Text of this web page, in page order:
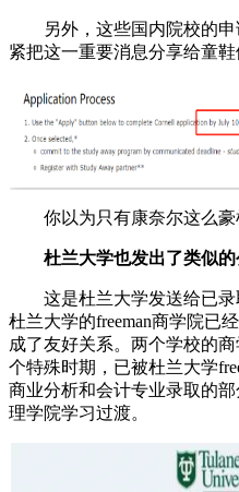
另外，这些国内院校的申
紧把这一重要消息分享给童
你以为只有康奈尔这么豪
杜兰大学也发出了类似的
这是杜兰大学发送给已录
杜兰大学的freeman商学院已
成了友好关系。两个学校的
个特殊时期，已被杜兰大学
商业分析和会计专业录取的
理学院学习过渡。